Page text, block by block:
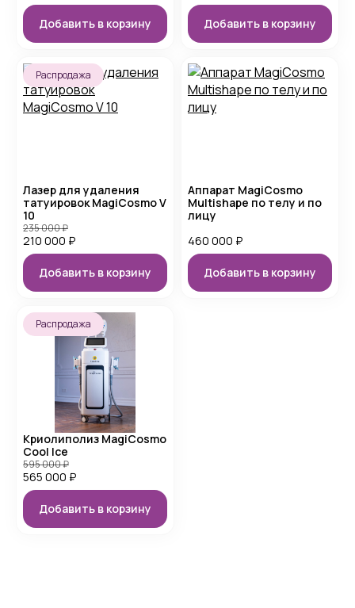
Добавить в корзину Добавить в корзину
Распродажа
Лазер для удаления
татуировок MagiCosmo V
10
210 000 ₽
235 000₽
Добавить в корзину
Аппарат MagiCosmo
Multishape по телу и по
лицу
460 000 ₽
Добавить в корзину
Распродажа
Криолиполиз MagiCosmo
Cool Ice
565 000 ₽
595 000₽
Добавить в корзину